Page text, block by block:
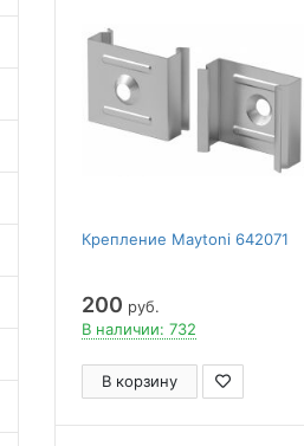
Крепление Maytoni 642071
200 руб.
В наличии: 732
В корзину